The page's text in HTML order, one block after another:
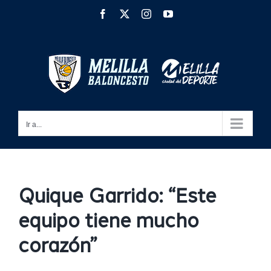
Facebook InstagramYouTube
Ir a...
Quique Garrido: “Este
equipo tiene mucho
corazón”